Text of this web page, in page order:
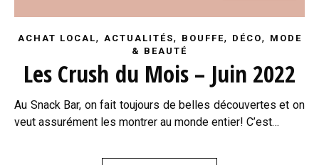
ACHAT LOCAL, ACTUALITÉS, BOUFFE, DÉCO, MODE
& BEAUTÉ
Les Crush du Mois – Juin 2022
Au Snack Bar, on fait toujours de belles découvertes et on
veut assurément les montrer au monde entier! C’est…